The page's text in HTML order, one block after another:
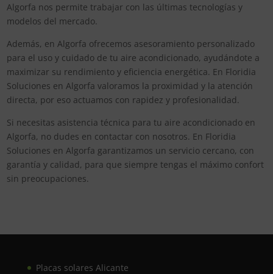
Algorfa nos permite trabajar con las últimas tecnologías y
modelos del mercado.
Además, en Algorfa ofrecemos asesoramiento personalizado
para el uso y cuidado de tu aire acondicionado, ayudándote a
maximizar su rendimiento y eficiencia energética. En Floridia
Soluciones en Algorfa valoramos la proximidad y la atención
directa, por eso actuamos con rapidez y profesionalidad.
Si necesitas asistencia técnica para tu aire acondicionado en
Algorfa, no dudes en contactar con nosotros. En Floridia
Soluciones en Algorfa garantizamos un servicio cercano, con
garantía y calidad, para que siempre tengas el máximo confort
sin preocupaciones.
Placas solares Alicante